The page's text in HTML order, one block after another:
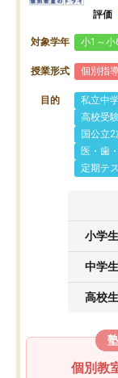
評価
対象学年 小1～小
授業形式 個別指
目的 私立中
高校受
国公立
医・歯
定期テ
小学生
中学生
高校生
個別教